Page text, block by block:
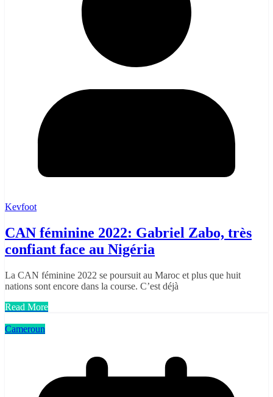
Kevfoot
CAN féminine 2022: Gabriel Zabo, très
confiant face au Nigéria
La CAN féminine 2022 se poursuit au Maroc et plus que huit
nations sont encore dans la course. C’est déjà
Read More
Cameroun